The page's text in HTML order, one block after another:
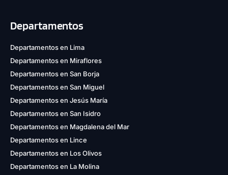
Departamentos
Departamentos en Lima
Departamentos en Miraflores
Departamentos en San Borja
Departamentos en San Miguel
Departamentos en Jesús María
Departamentos en San Isidro
Departamentos en Magdalena del Mar
Departamentos en Lince
Departamentos en Los Olivos
Departamentos en La Molina